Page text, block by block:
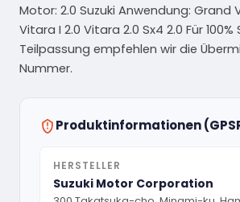
Motor: 2.0 Suzuki Anwendung: Grand
Vitara I 2.0 Vitara 2.0 Sx4 2.0 Für
Teilpassung empfehlen wir die
Nummer.
Produktinformationen
HERSTELLER
Suzuki Motor Corporation